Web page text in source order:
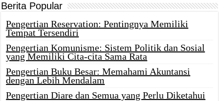
Berita Popular
Pengertian Reservation: Pentingnya Memiliki
Tempat Tersendiri
Pengertian Komunisme: Sistem Politik dan Sosial
yang Memiliki Cita-cita Sama Rata
Pengertian Buku Besar: Memahami Akuntansi
dengan Lebih Mendalam
Pengertian Diare dan Semua yang Perlu Diketahui